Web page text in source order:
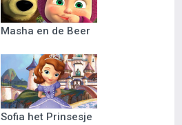
Masha en de Beer
Sofia het Prinsesje